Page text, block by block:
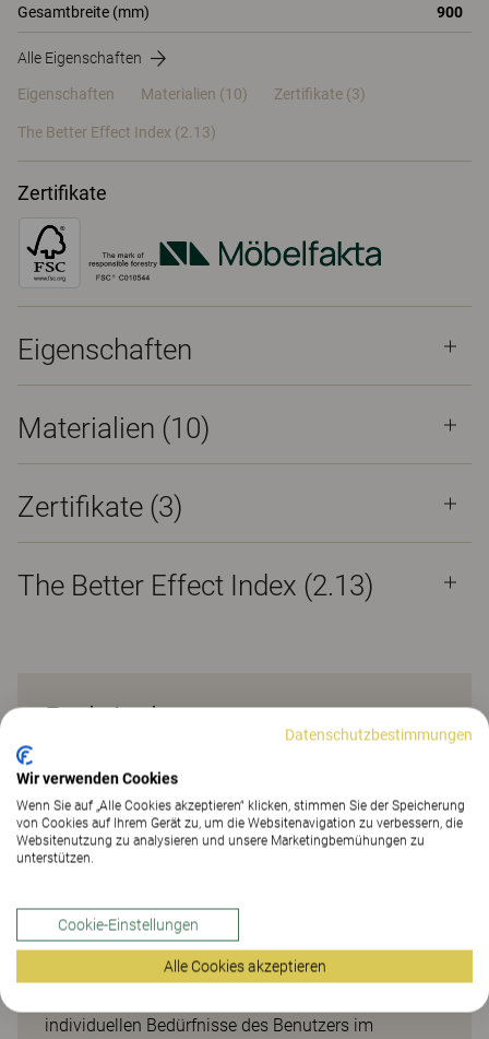
Gesamtbreite (mm) 900
Alle Eigenschaften
Eigenschaften Materialien (10) Zertifikate (3)
The Better Effect Index (2.13)
Zertifikate
Eigenschaften
Materialien (10)
Zertifikate (3)
The Better Effect Index (2.13)
Praktische
Wahlmöglichkeit
Die Besprechungs- und Konferenztische der [E]-Serie
bieten viele Optionen und umfassende
Diese Produktserie eignet sich für jede Aufgabe,
Mitarbeiterzahl oder Arbeitsumgebung. Mit einer
großen Auswahl an Tischplatten und Gestellen lässt
individuellen Bedürfnisse des Benutzers im
Datenschutzbestimmungen
Wir verwenden Cookies
Wenn Sie auf „Alle Cookies akzeptieren“ klicken, stimmen Sie der Speicherung
von Cookies auf Ihrem Gerät zu, um die Websitenavigation zu verbessern, die
Websitenutzung zu analysieren und unsere Marketingbemühungen zu
unterstützen.
Cookie-Einstellungen
Alle Cookies akzeptieren